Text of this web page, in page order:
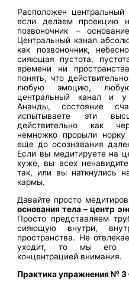
Расположен центральный
если делаем проекцию
позвоночник –
Центральный канал
как позвоночник,
сияющая пустота,
времени ни
понять, что
любую эмоцию,
центральный канал и у
Ананды, состояние
испытываете эти
действительно как
немножко прорыли
еще до осознавания
Если вы медитируете на
хуже, вы всех
так, или вы наткнулись
кармы.
Давайте просто
основания тела – центр
Просто представляем
сияющую внутри,
пространства. Не
уходит, то мы его
концентрацией внимания.
Практика упражнения № 3